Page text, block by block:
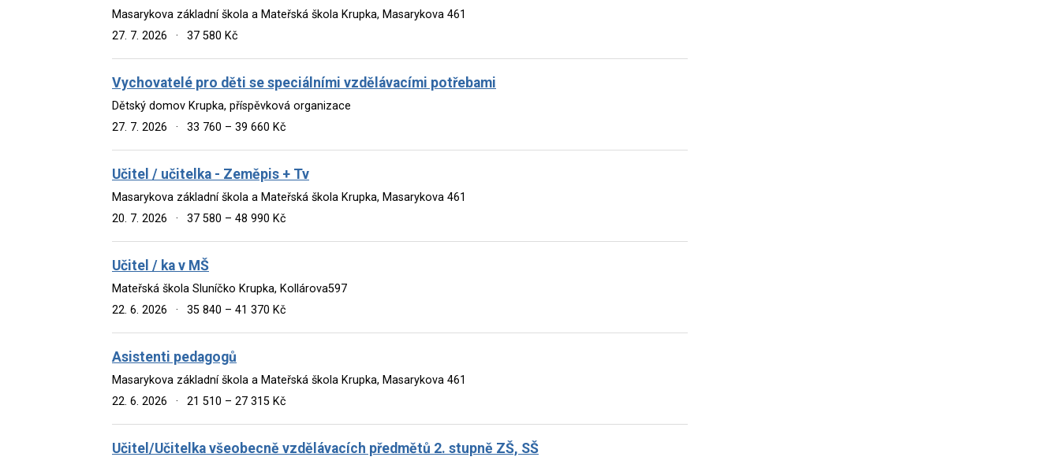
Masarykova základní škola a Mateřská škola Krupka, Masarykova 461
27. 7. 2026
· 37 580 Kč
Vychovatelé pro děti se speciálními vzdělávacími potřebami
Dětský domov Krupka, příspěvková organizace
27. 7. 2026
· 33 760 – 39 660 Kč
Učitel / učitelka - Zeměpis + Tv
Masarykova základní škola a Mateřská škola Krupka, Masarykova 461
20. 7. 2026
· 37 580 – 48 990 Kč
Učitel / ka v MŠ
Mateřská škola Sluníčko Krupka, Kollárova597
22. 6. 2026
· 35 840 – 41 370 Kč
Asistenti pedagogů
Masarykova základní škola a Mateřská škola Krupka, Masarykova 461
22. 6. 2026
· 21 510 – 27 315 Kč
Učitel/Učitelka všeobecně vzdělávacích předmětů 2. stupně ZŠ, SŠ